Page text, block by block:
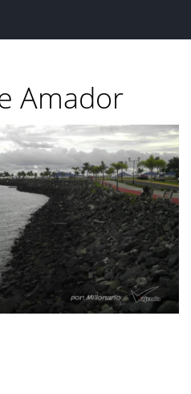
Amador